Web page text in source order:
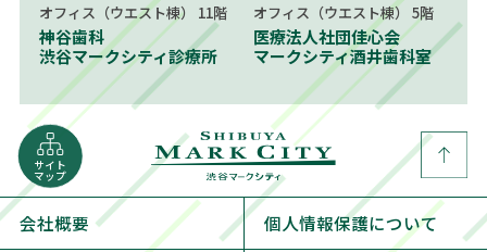
オフィス（ウエスト棟） 11階
神谷歯科
渋谷マークシティ診療所
オフィス（ウエスト棟） 5階
医療法人社団佳心会
マークシティ酒井歯科室
会社概要 個人情報保護について
サイト
マップ